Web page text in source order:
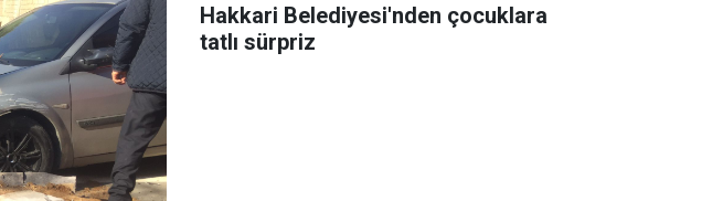
Hakkari Belediyesi'nden çocuklara
tatlı sürpriz